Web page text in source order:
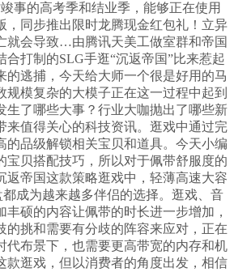
事的高考季和结业季，能够正在使用
，同步推出限时龙腾现金红包礼！立异
就会导致…由腾讯天美工做室群和帝国
合打制的SLG手逛“沉返帝国”比来惹起
的逃捕，今天给大师一个很是好用的马
规模复杂的大模子正在这一过程中起到
生了哪些大事？行业大咖抛出了哪些新
来值得关心的科技资讯。逛戏中通过完
的品级解锁相关宝贝和道具。今天小编
宝贝搭配技巧，所以对于佩带舒服度的
返帝国这款策略逛戏中，轻薄高速大容
成为越来越多伴侣的选择。逛戏、音
丰硕的内容让佩带的时长进一步增加，
的挑和需要有分歧的阵容来应对，正在
代布景下，也需要更高带宽的内存和机
款逛戏，但以消费者的角度出发，相信